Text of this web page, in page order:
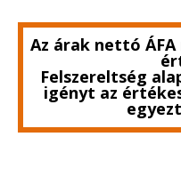
Az árak nettó
Felszereltség
igényt az